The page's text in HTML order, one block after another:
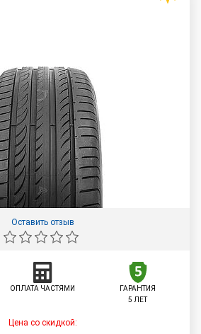
Оставить отзыв
ОПЛАТА ЧАСТЯМИ
ГАРАНТИЯ
5 ЛЕТ
Цена со скидкой: